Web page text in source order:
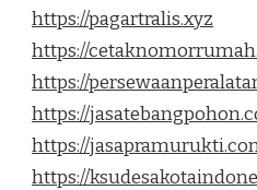
https://pagartralis.xyz
https://
https://
https://
https://
https://